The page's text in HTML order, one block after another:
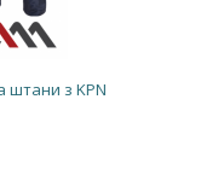
штани з KPN